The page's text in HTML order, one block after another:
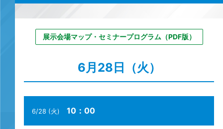
展示会場マップ・セミナープログラム（PDF版）
6月28日（火）
6/28 (火) 10：00